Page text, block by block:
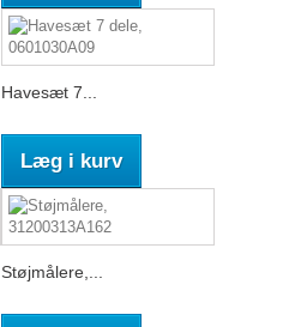
Havesæt 7...
Læg i kurv
Støjmålere,...